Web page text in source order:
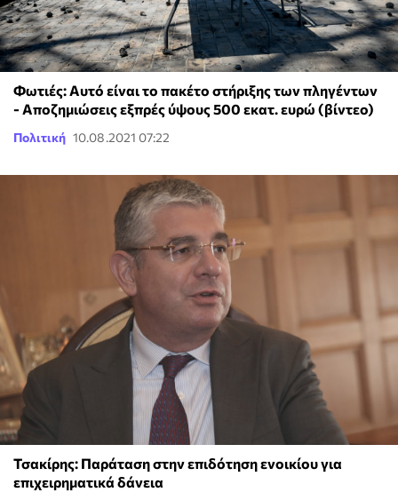
Φωτιές: Αυτό είναι το πακέτο στήριξης των πληγέντων
- Αποζημιώσεις εξπρές ύψους 500 εκατ. ευρώ (βίντεο)
Πολιτική 10.08.2021 07:22
Τσακίρης: Παράταση στην επιδότηση ενοικίου για
επιχειρηματικά δάνεια